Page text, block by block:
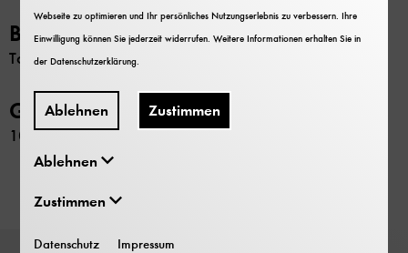
Bemerkung
Tochter von Abraham Esau
GND-Nr.
1058041347
Webseite zu optimieren und Ihr persönliches Nutzungserlebnis zu verbessern. Ihre
Einwilligung können Sie jederzeit widerrufen. Weitere Informationen erhalten Sie in
derDatenschutzerklärung
Ablehnen Zustimmen
Ablehnen
Zustimmen
Datenschutz Impressum